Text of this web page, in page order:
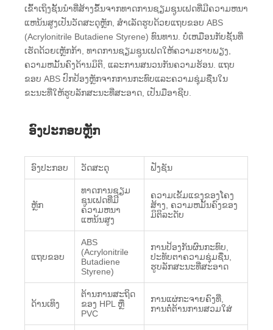
ເຂົ້າເຖິງຊັ້ນນໍາທີ່ສ້າງຂຶ້ນຈາກທາດການຊຽມຊູນເຟດທີ່ມີຄວາມຫນາ
ແຫນ້ນສູງເປັນວັດສະດຸຫຼັກ, ສໍາເລັດຮູບດ້ວຍແຖບຂອບ ABS
(Acrylonitrile Butadiene Styrene) ທົນທານ. ບໍ່ເຫມືອນກັບຊັ້ນທີ່
ເຮັດດ້ວຍເຫຼັກກ້າ, ທາດການຊຽມຊູນເຟດໃຫ້ຄວາມຮາບພຽງ,
ຄວາມຫມັ້ນຄົງດ້ານມິຕິ, ແລະການສນວນກັນຄວາມຮ້ອນ. ແຖບ
ຂອບ ABS ປົກປ້ອງຫຼັກຈາກການກະທົບແລະຄວາມຊຸ່ມຊື່ນໃນ
ຂະນະທີ່ໃຫ້ຮູບລັກສະນະທີ່ສະອາດ, ເປັນມືອາຊີບ.
ອົງປະກອບຫຼັກ
ອົງປະກອບ ວັດສະດຸ ຟັງຊັນ
ຫຼັກ
ທາດການຊຽມ
ຊູນເຟດທີ່ມີ
ຄວາມຫນາ
ແຫນ້ນສູງ
ຄວາມເຂັ້ມແຂງຂອງໂຄງ
ສ້າງ, ຄວາມຫມັ້ນຄົງຂອງ
ມິຕິລະດັບ
ແຖບຂອບ
ABS
(Acrylonitrile
Butadiene
Styrene)
ການປ້ອງກັນຜົນກະທົບ,
ປະທັບຕາຄວາມຊຸ່ມຊື່ນ,
ຮູບລັກສະນະທີ່ສະອາດ
ດ້ານເທິງ
ຕ້ານການສະຖິດ
ຂອງ HPL ຫຼື
PVC
ການແຜ່ກະຈາຍຄົງທີ່,
ການຕໍ່ຕ້ານການສວມໃສ່